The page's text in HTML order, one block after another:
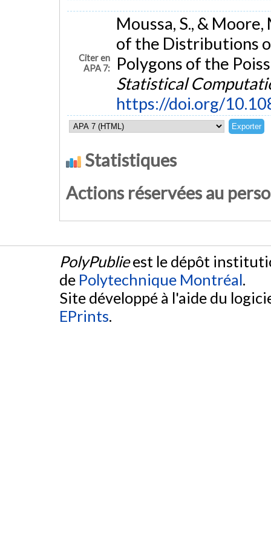
Citer en
APA 7:
Moussa, S., &
of the Distributions
Polygons of the
Statistical
https://doi.org/
Statistiques
Actions réservées au
PolyPublieest le dépôt
de Polytechnique Montréal.
Site développé à l'aide du
EPrints.